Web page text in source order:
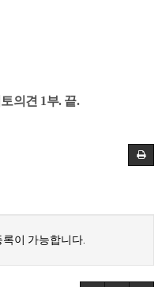
의견 1부. 끝.
이 가능합니다.